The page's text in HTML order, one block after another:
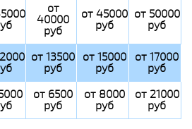
от
40000
руб
от 45000
руб
от 50000
руб
от 13500
руб
от 15000
руб
от 17000
руб
от 6500
руб
от 8000
руб
от 21000
руб